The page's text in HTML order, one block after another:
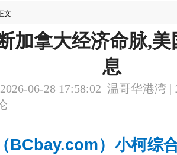
文
加拿大经济命脉,
息
06-28 17:58:02 温哥华港湾 |
BCbay.com）小柯综